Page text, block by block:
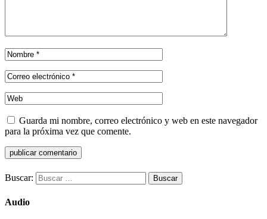
Guarda mi nombre, correo electrónico y web en este navegador
para la próxima vez que comente.
Buscar:
Audio